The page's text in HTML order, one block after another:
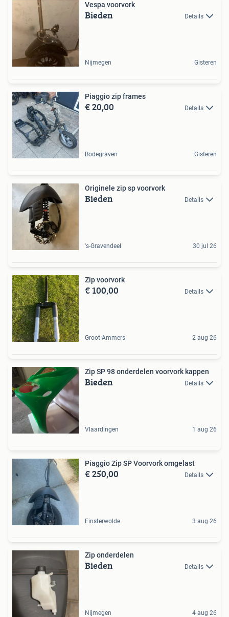
Vespa voorvork
Bieden Details
Nijmegen Gisteren
Piaggio zip frames
€ 20,00 Details
Bodegraven Gisteren
Originele zip sp voorvork
Bieden Details
's-Gravendeel 30 jul 26
Zip voorvork
€ 100,00 Details
Groot-Ammers 2 aug 26
Zip SP 98 onderdelen voorvork kappen
Bieden Details
Vlaardingen 1 aug 26
Piaggio Zip SP Voorvork omgelast
€ 250,00 Details
Finsterwolde 3 aug 26
Zip onderdelen
Bieden Details
Nijmegen 4 aug 26